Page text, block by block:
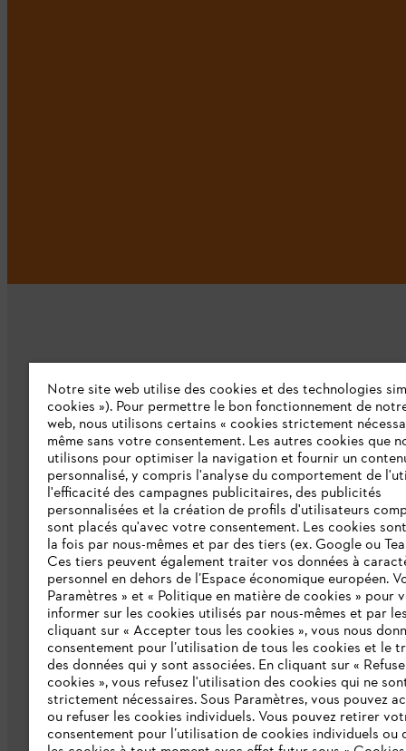
L'Entreprise
Qui sommes-nous ?
Presse
Emploi
Ligne Intégrité STIHL
Développement durable
Catalogue
Notre site web utilise des cookies et des technologies
cookies »). Pour permettre le bon fonctionnement de
web, nous utilisons certains « cookies strictement
même sans votre consentement. Les autres cookies que
utilisons pour optimiser la navigation et fournir un
personnalisé, y compris l'analyse du comportement de
l'efficacité des campagnes publicitaires, des publicités
personnalisées et la création de profils d'utilisateurs
sont placés qu'avec votre consentement. Les cookies
la fois par nous-mêmes et par des tiers (ex. Google ou
Ces tiers peuvent également traiter vos données à
personnel en dehors de l’Espace économique européen.
Paramètres » et « Politique en matière de cookies » pour
informer sur les cookies utilisés par nous-mêmes et par
cliquant sur « Accepter tous les cookies », vous nous
consentement pour l’utilisation de tous les cookies et le
des données qui y sont associées. En cliquant sur «
cookies », vous refusez l'utilisation des cookies qui ne
strictement nécessaires. Sous Paramètres, vous pouvez
ou refuser les cookies individuels. Vous pouvez retirer
consentement pour l’utilisation de cookies individuels ou